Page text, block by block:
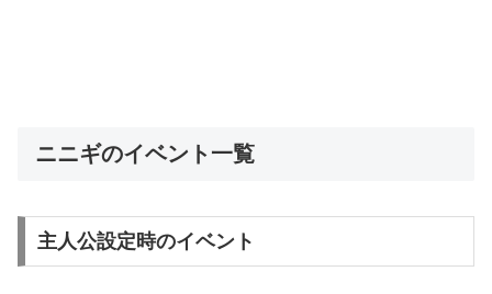
ニニギのイベント一覧
主人公設定時のイベント